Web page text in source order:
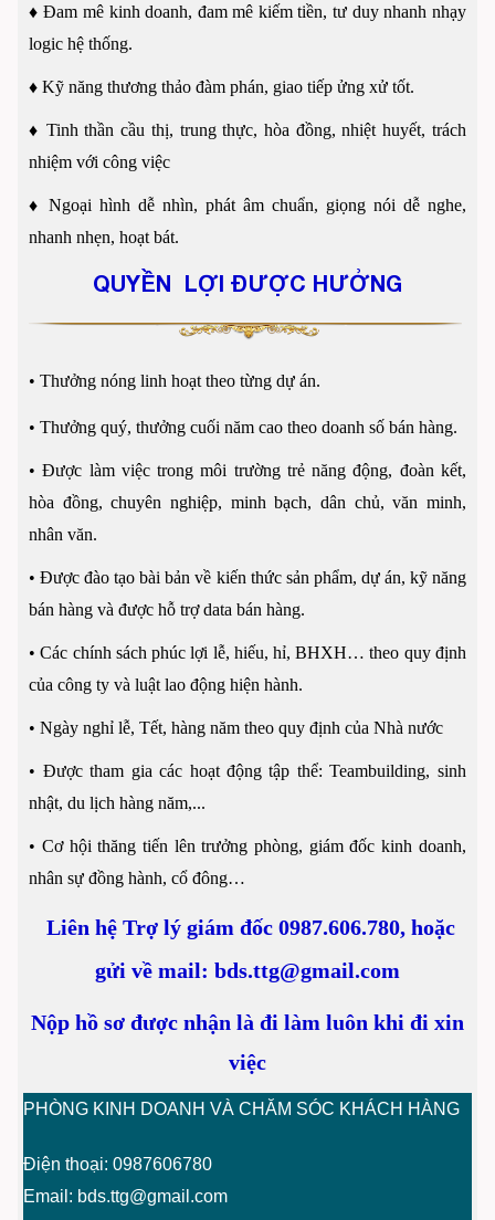
♦Đam mê kinh doanh, đam mê kiếm tiền, tư duy nhanh nhạy
logic hệ thống.
♦Kỹ năng thương thảo đàm phán, giao tiếp ửng xử tốt.
♦ Tinh thần cầu thị, trung thực, hòa đồng, nhiệt huyết, trách
nhiệm với công việc
♦Ngoại hình dễ nhìn, phát âm chuẩn, giọng nói dễ nghe,
nhanh nhẹn, hoạt bát.
QUYỀN LỢI ĐƯỢC HƯỞNG
•Thưởng nóng linh hoạt theo từng dự án.
•Thưởng quý, thưởng cuối năm cao theo doanh số bán hàng.
•Được làm việc trong môi trường trẻ năng động, đoàn kết,
hòa đồng, chuyên nghiệp, minh bạch, dân chủ, văn minh,
nhân văn.
•Được đào tạo bài bản về kiến thức sản phẩm, dự án, kỹ năng
bán hàng và được hỗ trợ data bán hàng.
•Các chính sách phúc lợi lễ, hiếu, hỉ, BHXH… theo quy định
của công ty và luật lao động hiện hành.
•Ngày nghỉ lễ, Tết, hàng năm theo quy định của Nhà nước
• Được tham gia các hoạt động tập thể: Teambuilding, sinh
nhật, du lịch hàng năm,...
• Cơ hội thăng tiến lên trưởng phòng, giám đốc kinh doanh,
nhân sự đồng hành, cổ đông…
Liên hệ Trợ lý giám đốc 0987.606.780, hoặc
gửi về mail: bds.ttg@gmail.com
Nộp hồ sơ được nhận là đi làm luôn khi đi xin
việc
PHÒNG KINH DOANH VÀ CHĂM SÓC KHÁCH HÀNG
Điện thoại: 0987606780
Email: bds.ttg@gmail.com